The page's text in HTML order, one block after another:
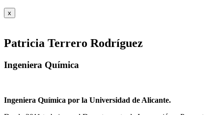
x
Patricia Terrero Rodríguez
Ingeniera Química
Ingeniera Química por la Universidad de Alicante.